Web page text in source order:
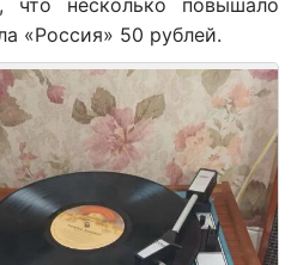
«Россия» 50 рублей.